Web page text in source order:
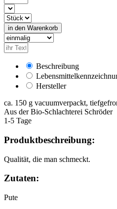
Beschreibung
Hersteller
ca. 150 g vacuumverpackt,
Aus der Bio-Schlachterei Schröder
1-5 Tage
Produktbeschreibung:
Qualität, die man schmeckt.
Zutaten:
Pute